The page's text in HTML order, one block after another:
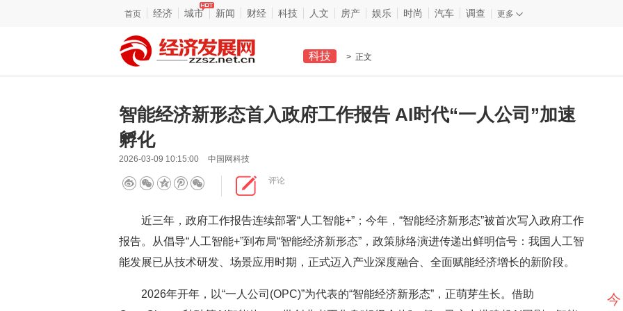
首页 经济 城市 新闻 财经 科技 人文 房产 娱乐 时尚 汽车 调查 更多
科技 > 正文
智能经济新形态首入政府工作报告 AI时代“一人公司”加速
孵化
2026-03-09 10:15:00 中国网科技
评论
近三年，政府工作报告连续部署“人工智能+”；今年，“智能经济新形态”被首次写入政府工作
报告。从倡导“人工智能+”到布局“智能经济新形态”，政策脉络演进传递出鲜明信号：我国人工智
能发展已从技术研发、场景应用时期，正式迈入产业深度融合、全面赋能经济增长的新阶段。
2026年开年，以“一人公司(OPC)”为代表的“智能经济新形态”，正萌芽生长。借助